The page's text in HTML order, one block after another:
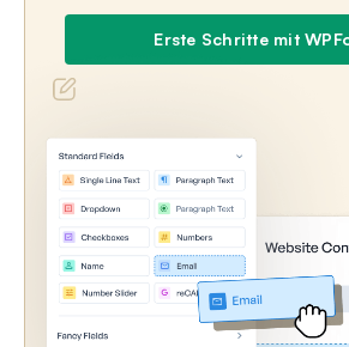
Erste Schritte mit